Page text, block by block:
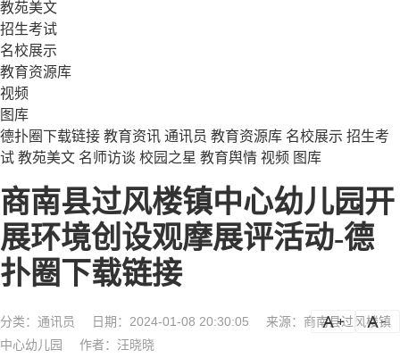
教苑美文
招生考试
名校展示
教育资源库
视频
图库
德扑圈下载链接 教育资讯 通讯员 教育资源库 名校展示 招生考
试 教苑美文 名师访谈 校园之星 教育舆情 视频 图库
商南县过风楼镇中心幼儿园开
展环境创设观摩展评活动-德
扑圈下载链接
分类： 通讯员 日期：2024-01-08 20:30:05
来源：商南县过风楼镇
中心幼儿园
作者：汪晓晓
a a-